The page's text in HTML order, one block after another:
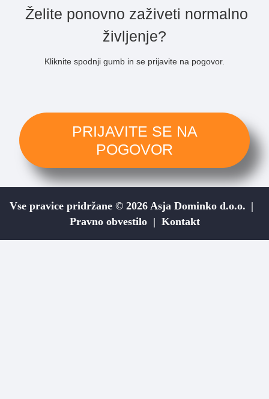
Želite ponovno zaživeti normalno
življenje?
Kliknite spodnji gumb in se prijavite na pogovor.
PRIJAVITE SE NA
POGOVOR
Vse pravice pridržane © 2026 Asja Dominko d.o.o.
Pravno obvestilo
Kontakt